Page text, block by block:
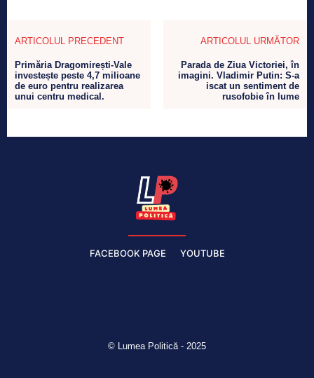
ARTICOLUL PRECEDENT
Primăria Dragomirești-Vale
investește peste 4,7 milioane
de euro pentru realizarea
unui centru medical.
ARTICOLUL URMĂTOR
Parada de Ziua Victoriei, în
imagini. Vladimir Putin: S-a
iscat un sentiment de
rusofobie în lume
FACEBOOK PAGE YOUTUBE
© Lumea Politică - 2025